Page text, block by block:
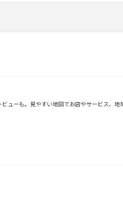
ーも。見やすい地図でお店やサービス、地